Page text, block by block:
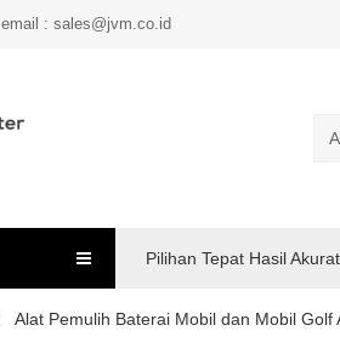
email : sales@jvm.co.id
Pilihan Tepat Hasil Akurat
Alat Pemulih Baterai Mobil dan Mobil Golf